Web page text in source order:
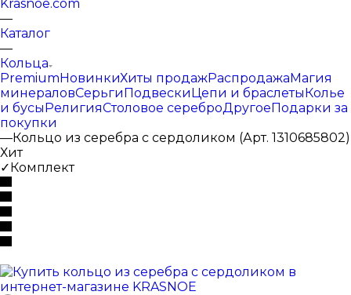
Krasnoe.com
—
Каталог
—
Кольца
PremiumНовинкиХиты продажРаспродажаМагия
минераловСерьгиПодвескиЦепи и браслетыКолье
и бусыРелигияСтоловое сереброДругоеПодарки за
покупки
—Кольцо из серебра с сердоликом (Арт. 1310685802)
Хит
✓Комплект